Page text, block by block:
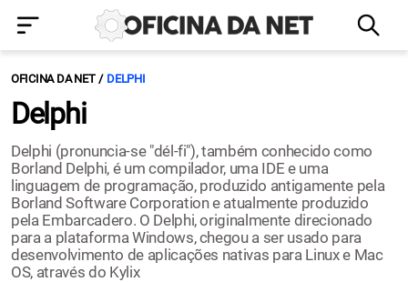
OFICINA DA NET DELPHI
Delphi
Delphi (pronuncia-se "dél-fi"), também conhecido como
Borland Delphi, é um compilador, uma IDE e uma
linguagem de programação, produzido antigamente pela
Borland Software Corporation e atualmente produzido
pela Embarcadero. O Delphi, originalmente direcionado
para a plataforma Windows, chegou a ser usado para
desenvolvimento de aplicações nativas para Linux e Mac
OS, através do Kylix